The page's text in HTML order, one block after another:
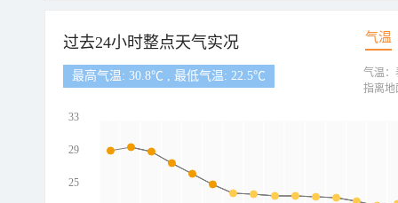
过去24小时整点天气实况 气温
最高气温: 30.8℃ , 最低气温: 22.5℃
33
29
25
气温：
指离地